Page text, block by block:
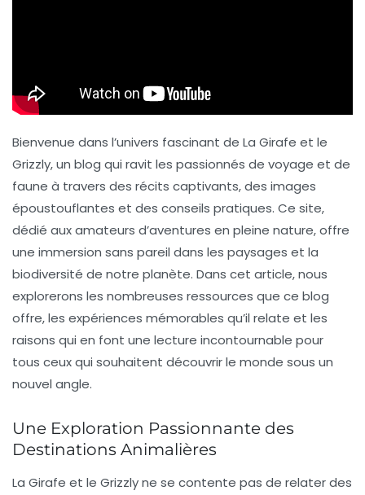
Bienvenue dans l’univers fascinant de La Girafe et le
Grizzly, un blog qui ravit les passionnés de voyage et de
faune à travers des récits captivants, des images
époustouflantes et des conseils pratiques. Ce site,
dédié aux amateurs d’aventures en pleine nature, offre
une immersion sans pareil dans les paysages et la
biodiversité de notre planète. Dans cet article, nous
explorerons les nombreuses ressources que ce blog
offre, les expériences mémorables qu’il relate et les
raisons qui en font une lecture incontournable pour
tous ceux qui souhaitent découvrir le monde sous un
nouvel angle.
Une Exploration Passionnante des
Destinations Animalières
La Girafe et le Grizzly ne se contente pas de relater des